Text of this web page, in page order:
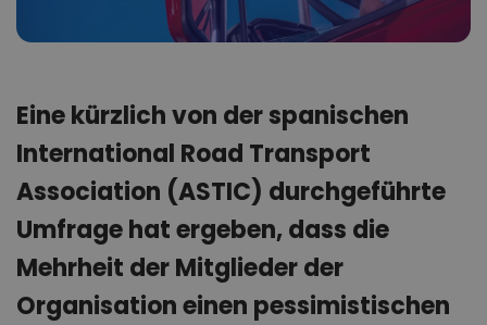
Eine kürzlich von der spanischen
International Road Transport
Association (ASTIC) durchgeführte
Umfrage hat ergeben, dass die
Mehrheit der Mitglieder der
Organisation einen pessimistischen